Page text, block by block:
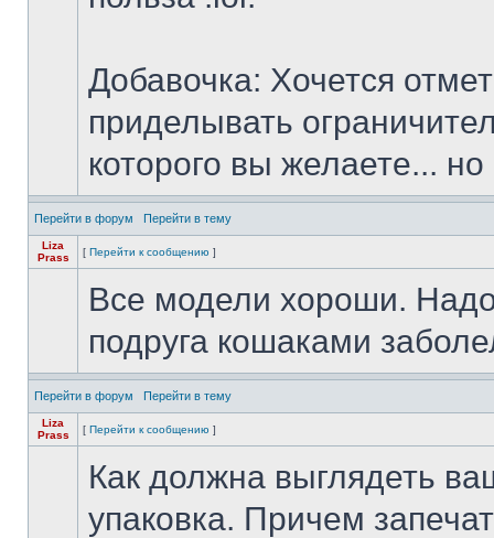
Добавочка: Хочется
приделывать
которого вы желаете...
Перейти в форум Перейти в тему
Liza
Prass
[ Перейти к сообщению ]
Все модели хороши.
подруга кошаками
Перейти в форум Перейти в тему
Liza
Prass
[ Перейти к сообщению ]
Как должна выглядеть
упаковка. Причем